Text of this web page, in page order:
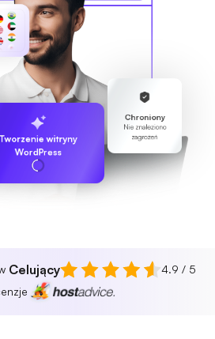
Chroniony
Nie znaleziono
zagrożeń
Tworzenie witryny
WordPress
Celujący
4.9 / 5